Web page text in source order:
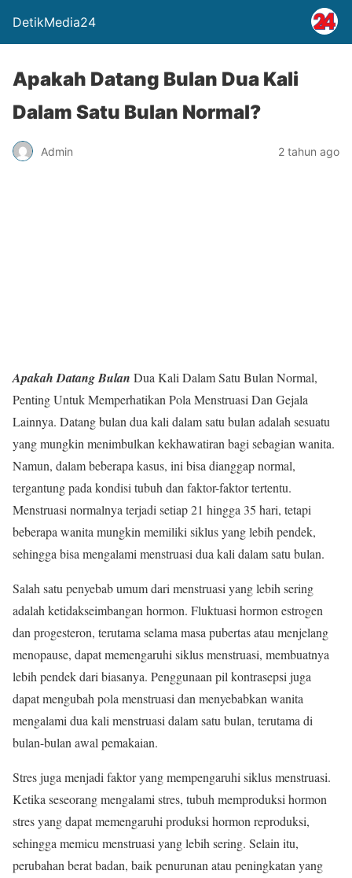
DetikMedia24
Apakah Datang Bulan Dua Kali
Dalam Satu Bulan Normal?
Admin 2 tahun ago
Apakah Datang Bulan Dua Kali Dalam Satu Bulan Normal,
Penting Untuk Memperhatikan Pola Menstruasi Dan Gejala
Lainnya. Datang bulan dua kali dalam satu bulan adalah sesuatu
yang mungkin menimbulkan kekhawatiran bagi sebagian wanita.
Namun, dalam beberapa kasus, ini bisa dianggap normal,
tergantung pada kondisi tubuh dan faktor-faktor tertentu.
Menstruasi normalnya terjadi setiap 21 hingga 35 hari, tetapi
beberapa wanita mungkin memiliki siklus yang lebih pendek,
sehingga bisa mengalami menstruasi dua kali dalam satu bulan.
Salah satu penyebab umum dari menstruasi yang lebih sering
adalah ketidakseimbangan hormon. Fluktuasi hormon estrogen
dan progesteron, terutama selama masa pubertas atau menjelang
menopause, dapat memengaruhi siklus menstruasi, membuatnya
lebih pendek dari biasanya. Penggunaan pil kontrasepsi juga
dapat mengubah pola menstruasi dan menyebabkan wanita
mengalami dua kali menstruasi dalam satu bulan, terutama di
bulan-bulan awal pemakaian.
Stres juga menjadi faktor yang mempengaruhi siklus menstruasi.
Ketika seseorang mengalami stres, tubuh memproduksi hormon
stres yang dapat memengaruhi produksi hormon reproduksi,
sehingga memicu menstruasi yang lebih sering. Selain itu,
perubahan berat badan, baik penurunan atau peningkatan yang